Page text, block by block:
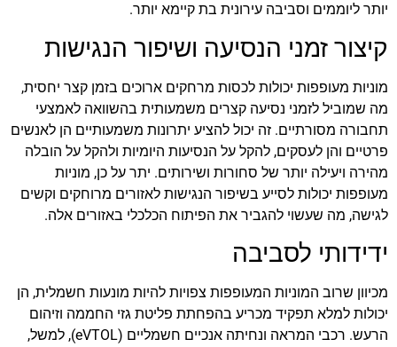
יותר ליוממים וסביבה עירונית בת קיימא יותר.
קיצור זמני הנסיעה ושיפור הנגישות
מוניות מעופפות יכולות לכסות מרחקים ארוכים בזמן קצר יחסית,
מה שמוביל לזמני נסיעה קצרים משמעותית בהשוואה לאמצעי
תחבורה מסורתיים. זה יכול להציע יתרונות משמעותיים הן לאנשים
פרטיים והן לעסקים, להקל על הנסיעות היומיות ולהקל על הובלה
מהירה ויעילה יותר של סחורות ושירותים. יתר על כן, מוניות
מעופפות יכולות לסייע בשיפור הנגישות לאזורים מרוחקים וקשים
לגישה, מה שעשוי להגביר את הפיתוח הכלכלי באזורים אלה.
ידידותי לסביבה
מכיוון שרוב המוניות המעופפות צפויות להיות מונעות חשמלית, הן
יכולות למלא תפקיד מכריע בהפחתת פליטת גזי החממה וזיהום
הרעש. רכבי המראה ונחיתה אנכיים חשמליים (eVTOL), למשל,